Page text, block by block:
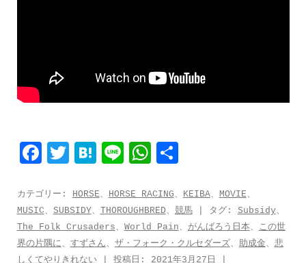
F
c
e
b
T
i
t
t
H
t
e
n
L
n
e
W
a
t
s
共
カテゴリー: HORSE、 HORSE RACING、 KEIBA、 MOVIE、
MUSIC、 SUBSIDY、 THOROUGHBRED、 競馬| タグ: Subsidy、
The Folk Crusaders、 World Pain、 がんばろう日本、 この世
界の片隅に、 すずさん、 ザ・フォーク・クルセダーズ、 助成金、 悲
しくてやりきれない| 投稿日: 2021年3月27日